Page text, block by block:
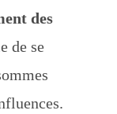
des
de se